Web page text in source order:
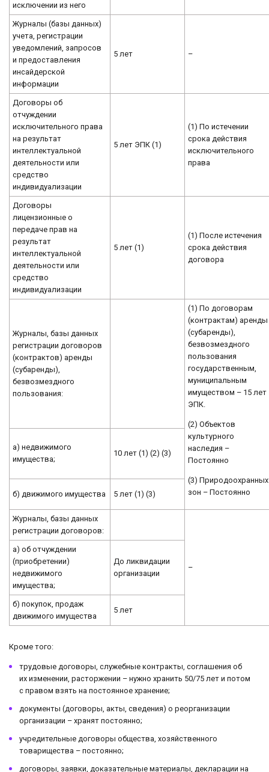
исключении из него
Журналы (базы данных)
учета, регистрации
уведомлений, запросов
и предоставления
инсайдерской
информации
5 лет –
Договоры об
отчуждении
исключительного права
на результат
интеллектуальной
деятельности или
средство
индивидуализации
5 лет ЭПК (1)
(1) По истечении
срока действия
исключительного
права
Договоры
лицензионные о
передаче прав на
результат
интеллектуальной
деятельности или
средство
индивидуализации
5 лет (1)
(1) После истечения
срока действия
договора
Журналы, базы данных
регистрации договоров
(контрактов) аренды
(субаренды),
безвозмездного
пользования:
(1) По договорам
(контрактам) аренды
(субаренды),
безвозмездного
пользования
государственным,
муниципальным
имуществом – 15 лет
ЭПК.
(2) Объектов
культурного
наследия –
Постоянно
(3) Природоохранных
зон – Постоянно
а) недвижимого
имущества;
10 лет (1) (2) (3)
б) движимого имущества 5 лет (1) (3)
Журналы, базы данных
регистрации договоров:
–
а) об отчуждении
(приобретении)
недвижимого
имущества;
До ликвидации
организации
б) покупок, продаж
движимого имущества
5 лет
Кроме того:
трудовые договоры, служебные контракты, соглашения об
их изменении, расторжении – нужно хранить 50/75 лет и потом
с правом взять на постоянное хранение;
документы (договоры, акты, сведения) о реорганизации
организации – хранят постоянно;
учредительные договоры общества, хозяйственного
товарищества – постоянно;
договоры, заявки, доказательные материалы, декларации на